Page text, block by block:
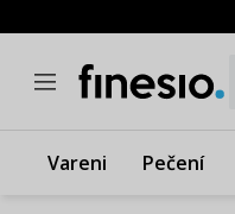
Vareni Pečení